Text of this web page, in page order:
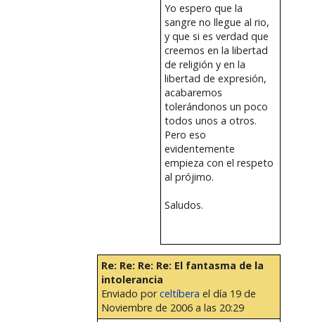
Yo espero que la
sangre no llegue al rio,
y que si es verdad que
creemos en la libertad
de religión y en la
libertad de expresión,
acabaremos
tolerándonos un poco
todos unos a otros.
Pero eso
evidentemente
empieza con el respeto
al prójimo.
Saludos.
Re: Re: Re: Re: El fantasma de la
intolerancia
Enviado porceltíbera el día 19 de
Noviembre de 2006 a las 20:29